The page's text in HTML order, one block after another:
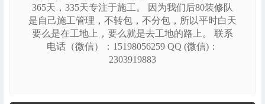
365天，335天专注于施工。 因为我们后80装修队
是自己施工管理，不转包，不分包，所以平时白天
要么是在工地上，要么就是去工地的路上。 联系
电话（微信）：15198056259 QQ (微信)：
2303919883